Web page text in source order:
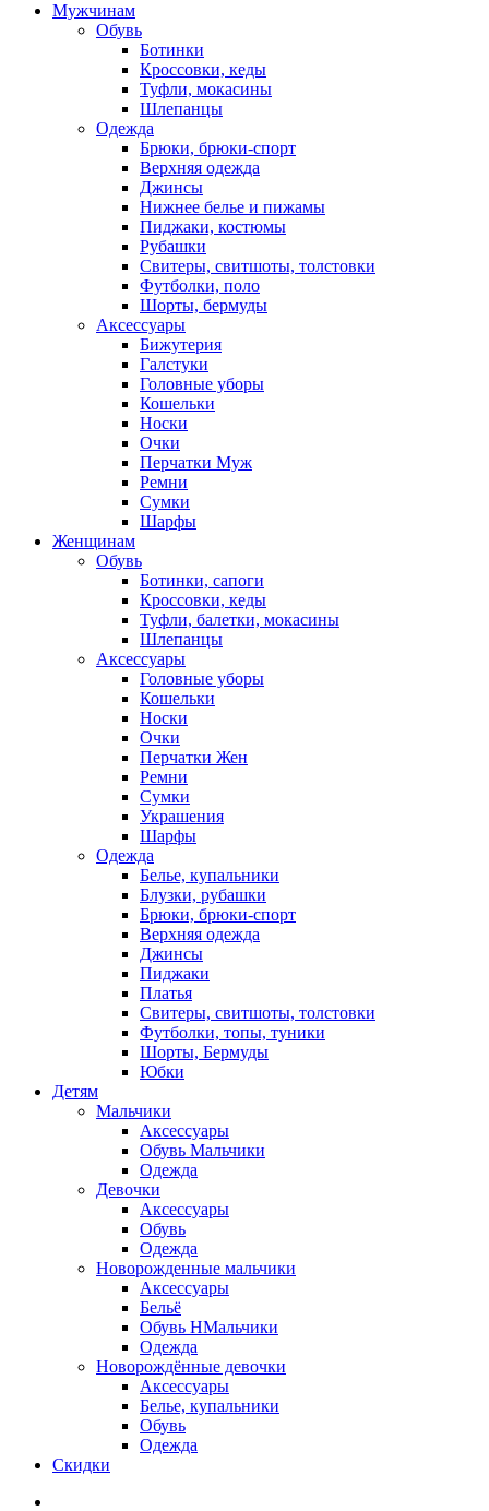
Мужчинам
Обувь
Ботинки
Кроссовки, кеды
Туфли, мокасины
Шлепанцы
Одежда
Брюки, брюки-спорт
Верхняя одежда
Джинсы
Нижнее белье и пижамы
Пиджаки, костюмы
Рубашки
Свитеры, свитшоты, толстовки
Футболки, поло
Шорты, бермуды
Аксессуары
Бижутерия
Галстуки
Головные уборы
Кошельки
Носки
Очки
Перчатки Муж
Ремни
Сумки
Шарфы
Женщинам
Обувь
Ботинки, сапоги
Кроссовки, кеды
Туфли, балетки, мокасины
Шлепанцы
Аксессуары
Головные уборы
Кошельки
Носки
Очки
Перчатки Жен
Ремни
Сумки
Украшения
Шарфы
Одежда
Белье, купальники
Блузки, рубашки
Брюки, брюки-спорт
Верхняя одежда
Джинсы
Пиджаки
Платья
Свитеры, свитшоты, толстовки
Футболки, топы, туники
Шорты, Бермуды
Юбки
Детям
Мальчики
Аксессуары
Обувь Мальчики
Одежда
Девочки
Аксессуары
Обувь
Одежда
Новорожденные мальчики
Аксессуары
Бельё
Обувь НМальчики
Одежда
Новорождённые девочки
Аксессуары
Белье, купальники
Обувь
Одежда
Скидки